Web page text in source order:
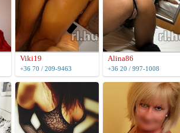
Viki19
+36 70 / 209-9463
Alina86
+36 20 / 997-1008